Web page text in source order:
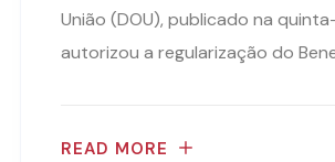
União (DOU), publicado na
autorizou a regularização do
READ MORE